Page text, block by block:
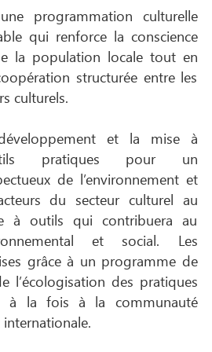
programmation culturelle
qui renforce la conscience
la population locale tout en
structurée entre les
culturels.
et la mise à
pratiques pour un
de l’environnement et
du secteur culturel au
à outils qui contribuera au
et social. Les
grâce à un programme de
l’écologisation des pratiques
à la fois à la communauté